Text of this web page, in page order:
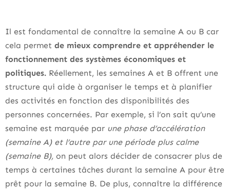
Il est fondamental de connaître la semaine A ou B car
cela permet de mieux comprendre et appréhender le
fonctionnement des systèmes économiques et
politiques. Réellement, les semaines A et B offrent une
structure qui aide à organiser le temps et à planifier
des activités en fonction des disponibilités des
personnes concernées. Par exemple, si l’on sait qu’une
semaine est marquée par une phase d’accélération
(semaine A) et l’autre par une période plus calme
(semaine B), on peut alors décider de consacrer plus de
temps à certaines tâches durant la semaine A pour être
prêt pour la semaine B. De plus, connaître la différence